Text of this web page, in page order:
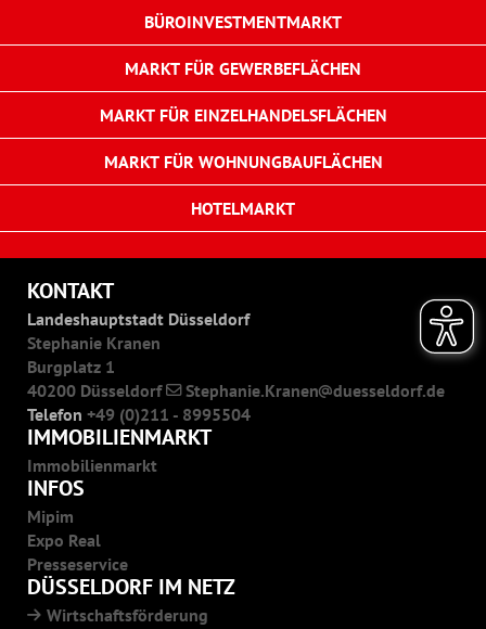
BÜROINVESTMENTMARKT
MARKT FÜR GEWERBEFLÄCHEN
MARKT FÜR EINZELHANDELSFLÄCHEN
MARKT FÜR WOHNUNGBAUFLÄCHEN
HOTELMARKT
KONTAKT
Landeshauptstadt Düsseldorf
Stephanie Kranen
Burgplatz 1
40200 Düsseldorf
Stephanie.Kranen
duesseldorf.de
Telefon +49 (0)211 - 8995504
IMMOBILIENMARKT
Immobilienmarkt
INFOS
Mipim
Expo Real
Presseservice
DÜSSELDORF IM NETZ
Wirtschaftsförderung